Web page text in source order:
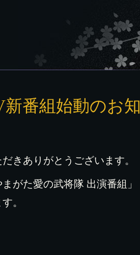
番組始動のお知
きありがとうございます。
がた愛の武将隊 出演番組」
。